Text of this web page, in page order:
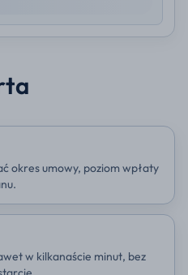
okres umowy, poziom wpłaty
w kilkanaście minut, bez